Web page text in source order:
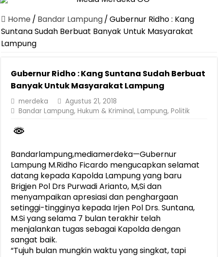
Canangkan Desa TAPIS dan Luncurkan Sekolah Lansia di
Pemprov Lampung Berhasil Kendalikan Inflasi, Jadi Provinsi
Pemprov Lampung Perkuat Pembangunan Rumah Layak Huni
Pastikan Pelayanan Maksimal, Direksi Jasa Raharja Tinjau Korban
Jasa Raharja Jamin Seluruh Korban Kebakaran KM Mutiara
Gubernur Mirza Ajak IAI Darul Fattah Cetak SDM Adaptif
Home / Bandar Lampung/Gubernur Ridho : Kang
Suntana Sudah Berbuat Banyak Untuk Masyarakat
Lampung
Gubernur Ridho : Kang Suntana Sudah Berbuat
Banyak Untuk Masyarakat Lampung
merdeka
Agustus 21, 2018
Bandar Lampung,Hukum & Kriminal,Lampung,Politik
Bandarlampung,mediamerdeka—Gubernur
Lampung M.Ridho Ficardo mengucapkan selamat
datang kepada Kapolda Lampung yang baru
Brigjen Pol Drs Purwadi Arianto, M,Si dan
menyampaikan apresiasi dan penghargaan
setinggi-tingginya kepada Irjen Pol Drs. Suntana,
M.Si yang selama 7 bulan terakhir telah
menjalankan tugas sebagai Kapolda dengan
sangat baik.
“Tujuh bulan mungkin waktu yang singkat, tapi